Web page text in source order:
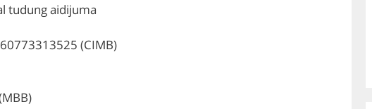
tudung aidijuma
(CIMB)